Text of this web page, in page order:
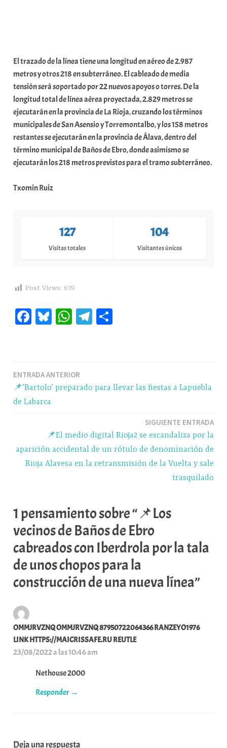
El trazado de la línea tiene una longitud en aéreo de 2.987
metros y otros 218 en subterráneo. El cableado de media
tensión será soportado por 22 nuevos apoyos o torres. De la
longitud total de línea aérea proyectada, 2.829 metros se
ejecutarán en la provincia de La Rioja, cruzando los términos
municipales de San Asensio y Torremontalbo, y los 158 metros
restantes se ejecutarán en la provincia de Álava, dentro del
término municipal de Baños de Ebro, donde asimismo se
ejecutarán los 218 metros previstos para el tramo subterráneo.
Txomin Ruiz
127
Visitas totales
104
Visitantes únicos
Post Views: 679
Fa Bl W
pp
Te
m rti
Navegación
de
ENTRADA ANTERIOR
📌’Bartolo’ preparado para llevar las fiestas a Lapuebla
de Labarca
SIGUIENTE ENTRADA
📌El medio digital Rioja2 se escandaliza por la
aparición accidental de un rótulo de denominación de
Rioja Alavesa en la retransmisión de la Vuelta y sale
trasquilado
1 pensamiento sobre “📌Los
vecinos de Baños de Ebro
cabreados con Iberdrola por la tala
de unos chopos para la
construcción de una nueva línea”
OMMJRVZNQ OMMJRVZNQ 87950722064366 RANZEYO1976
LINK HTTPS://MAICRISSAFE.RU REUTLE
23/08/2022 a las 10:46 am
Nethouse 2000
Responder
Deja una respuesta